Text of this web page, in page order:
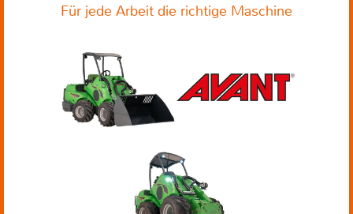
Für jede Arbeit die richtige Maschine